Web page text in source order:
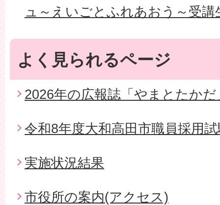
ュ～えいごとふれあおう～受講
よく見られるページ
2026年の広報誌「やまとたかだ
令和8年度大和高田市職員採用
実施状況結果
市役所の案内(アクセス)